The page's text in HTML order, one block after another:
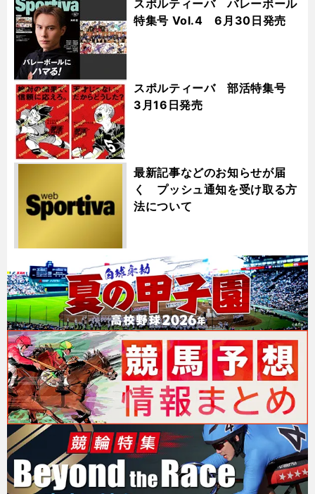
スポルティーバ バレーボール
特集号 Vol.4 6月30日発売
スポルティーバ 部活特集号
3月16日発売
最新記事などのお知らせが届
く プッシュ通知を受け取る方
法について